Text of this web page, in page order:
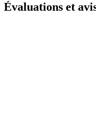
Évaluations et